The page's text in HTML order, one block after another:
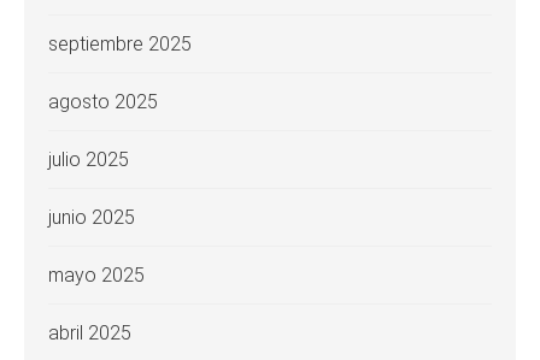
septiembre 2025
agosto 2025
julio 2025
junio 2025
mayo 2025
abril 2025